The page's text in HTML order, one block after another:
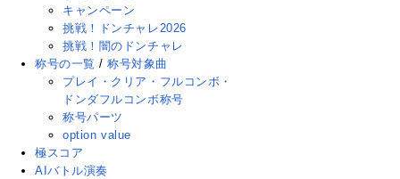
キャンペーン
挑戦！ドンチャレ2026
挑戦！闇のドンチャレ
称号の一覧 /称号対象曲
プレイ・クリア・フルコンボ・
ドンダフルコンボ称号
称号パーツ
option value
極スコア
AIバトル演奏